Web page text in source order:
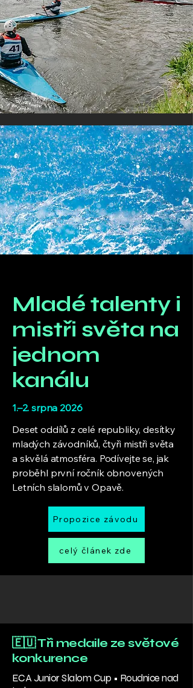
Mladé talenty i
mistři světa na
jednom
kanálu
1.–2. srpna 2026
Deset oddílů z celé republiky, desítky
mladých závodníků, čtyři mistři světa
a skvělá atmosféra. Podívejte se, jak
proběhl první ročník obnovených
Letních slalomů v Opavě.
Propozice závodu
celý článek zde
🇪🇺 Tři medaile ze světové
konkurence
ECA Junior Slalom Cup • Roudnice nad